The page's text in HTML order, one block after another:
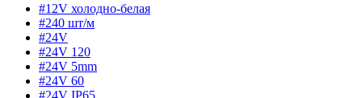
#12V холодно-белая
#240 шт/м
#24V
#24V 120
#24V 5mm
#24V 60